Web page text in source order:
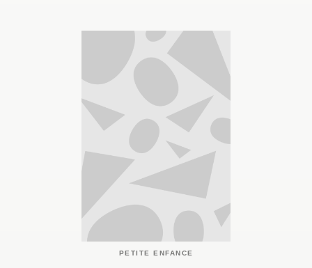
PETITE ENFANCE